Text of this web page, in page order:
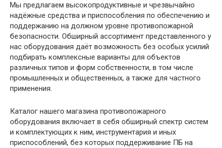
Мы предлагаем высокопродуктивные и чрезвычайно
надёжные средства и приспособления по обеспечению и
поддержанию на должном уровне противопожарной
безопасности. Обширный ассортимент представленного у
нас оборудования даёт возможность без особых усилий
подбирать комплексные варианты для объектов
различных типов и форм собственности, в том числе
промышленных и общественных, а также для частного
применения.
Каталог нашего магазина противопожарного
оборудования включает в себя обширный спектр систем
и комплектующих к ним, инструментария и иных
приспособлений, без которых поддерживание ПБ на